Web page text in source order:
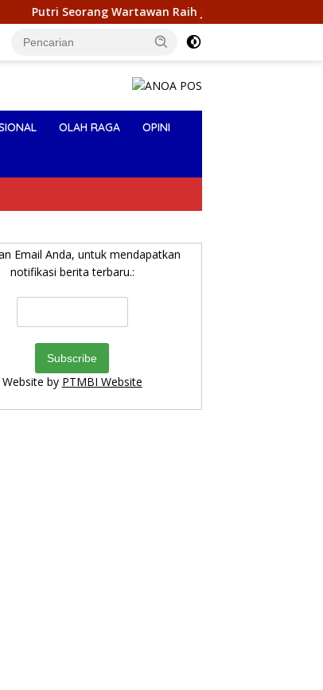
‎Raih Juara I Pemilihan Nona Indonesia
OLAH RAGA OPINI
Email Anda, untuk mendapatkan
notifikasi berita terbaru.:
Website by PTMBI Website